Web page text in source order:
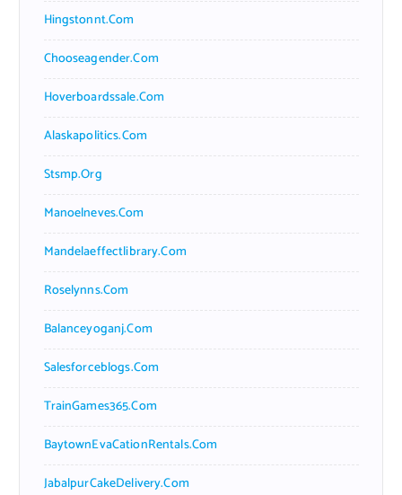
Hingstonnt.com
Chooseagender.com
Hoverboardssale.com
Alaskapolitics.com
Stsmp.org
Manoelneves.com
Mandelaeffectlibrary.com
Roselynns.com
Balanceyoganj.com
Salesforceblogs.com
TrainGames365.com
BaytownEvaCationRentals.com
JabalpurCakeDelivery.com